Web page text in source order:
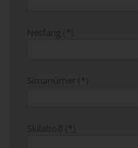
Netfang (*)
Símanúmer (*)
Skilaboð (*)